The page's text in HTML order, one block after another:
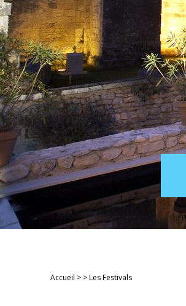
Accueil > >Les Festivals